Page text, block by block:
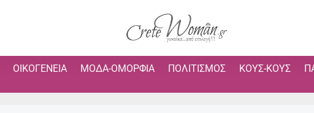
ΟΙΚΟΓΈΝΕΙΑ ΜΌΔΑ-ΟΜΟΡΦΙΆ ΠΟΛΙΤΙΣΜΌΣ ΚΟΥΣ-ΚΟΥΣ